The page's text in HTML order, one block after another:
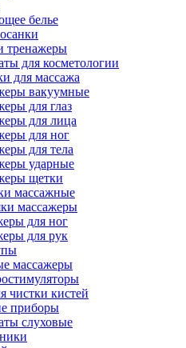
белье
тренажеры
для косметологии
для массажа
вакуумные
для глаз
для лица
для ног
для тела
ударные
щетки
массажные
массажеры
для ног
для рук
массажеры
чистки кистей
приборы
слуховые